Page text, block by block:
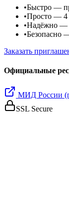
•Быстро —
•Просто — 4
•Надёжно —
•Безопасно —
Заказать
Официальные
МИД России
SSL Secure